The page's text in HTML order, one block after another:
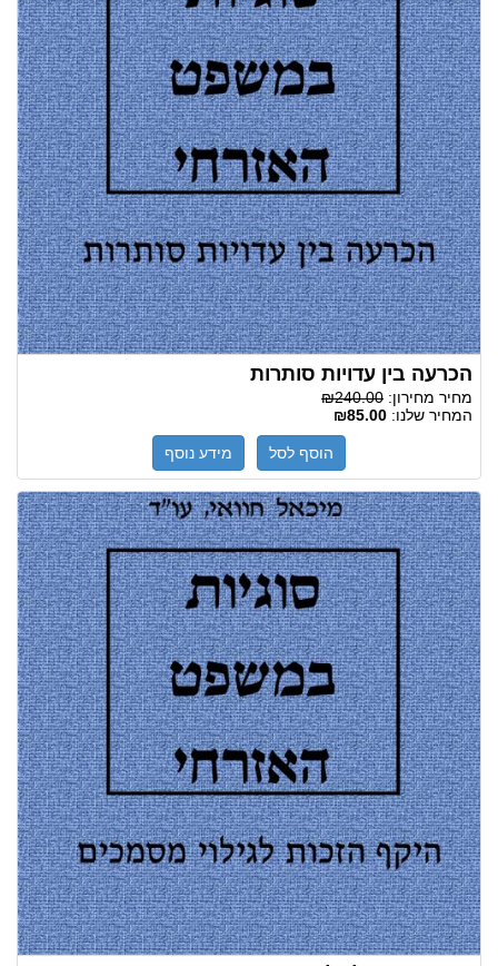
הכרעה בין עדויות סותרות
מחיר מחירון: ₪240.00
המחיר שלנו: ₪85.00
הוסף לסל מידע נוסף